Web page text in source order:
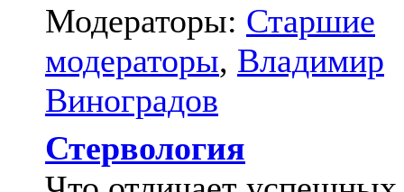
Модераторы: Старшие
модераторы, Владимир
Виноградов
Стервология